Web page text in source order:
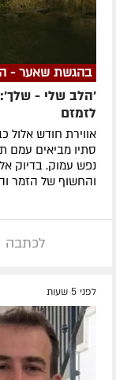
בהגשת שאער -
'הלב שלי -
לזמזם
אווירת חודש אלול
סתיו מביאים עמם
נפש עמוק. בדיוק
והחשוף של הזמר
לכתבה
לפני 5 שעות